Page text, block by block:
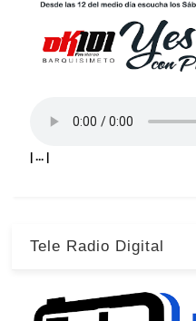
| ... |
Tele Radio Digital